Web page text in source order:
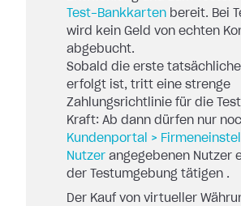
Test-Bankkarten bereit. Bei
wird kein Geld von echten
abgebucht.
Sobald die erste
erfolgt ist, tritt eine strenge
Zahlungsrichtlinie für die
Kraft: Ab dann dürfen nur
Kundenportal >
Nutzer angegebenen Nutzer
der Testumgebung tätigen .
Der Kauf von virtueller